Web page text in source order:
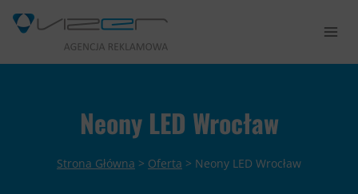
Przejdź
Neony LED Wrocław
Strona Główna > Oferta > Neony LED Wrocław